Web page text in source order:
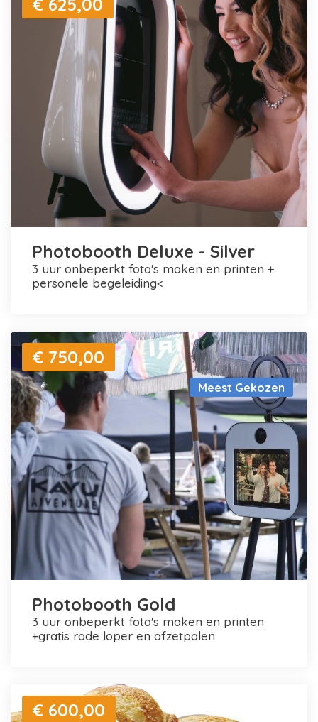
€ 625,00
Photobooth Deluxe - Silver
3 uur onbeperkt foto's maken en printen +
personele begeleiding<
Meest Gekozen
€ 750,00
Photobooth Gold
3 uur onbeperkt foto's maken en printen
+gratis rode loper en afzetpalen
€ 600,00